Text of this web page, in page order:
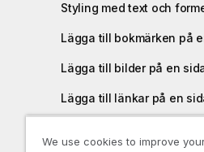
Styling med text och
Lägga till bokmärken på
Lägga till bilder på en
Lägga till länkar på en
ögonblicksbild
We use cookies to improve